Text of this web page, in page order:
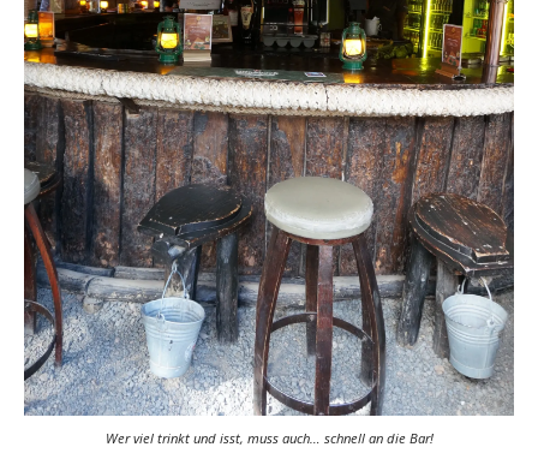
Wer viel trinkt und isst, muss auch… schnell an die Bar!